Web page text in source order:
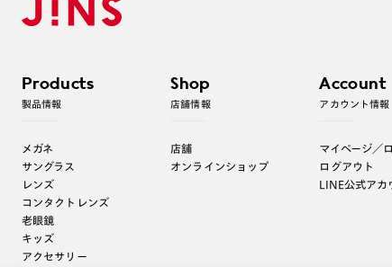
Products
製品情報
メガネ
サングラス
レンズ
コンタクトレンズ
老眼鏡
キッズ
アクセサリー
Shop
店舗情報
店舗
オンラインショップ
Account
アカウント情報
マイページ／
ログアウト
LINE公式アカ